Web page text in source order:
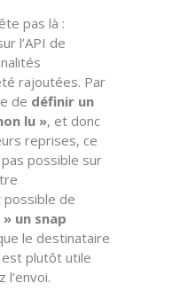
pas là :
l’API de
rajoutées. Par
de définir un
lu », et donc
reprises, ce
possible sur
de
un snap
le destinataire
est plutôt utile